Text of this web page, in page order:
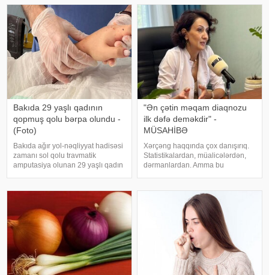
rəngarəng yuxular bəzən də
cinsəlikl
bərəkətinə, tacir üçün çox quru,
xalq üçün yaxşı bir idarəy
Bakıda 29 yaşlı qadının
qopmuş qolu bərpa olundu -
(Foto)
Bakıda ağır yol-nəqliyyat hadisəsi
zamanı sol qolu travmatik
amputasiya olunan 29 yaşlı qadın
zərərçəkən Səhiyyə Nazirliyi
Akademik M.A.Topçubaşov adına
Elmi Cərrahiyy
"Ən çətin məqam diaqnozu
ilk dəfə deməkdir" -
MÜSAHİBƏ
Xərçəng haqqında çox danışırıq.
Statistikalardan, müalicələrdən,
dərmanlardan. Amma bu
qorxularından, ümidlərindən,
yanlış bildiklərindən daha az
danışırıq. Elə buna gör